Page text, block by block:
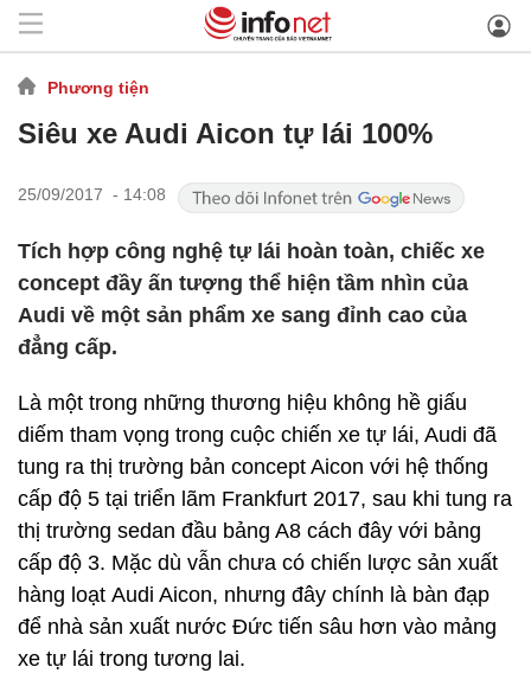
Phương tiện
Siêu xe Audi Aicon tự lái 100%
25/09/2017 - 14:08
Tích hợp công nghệ tự lái hoàn toàn, chiếc xe
concept đầy ấn tượng thể hiện tầm nhìn của
Audi về một sản phẩm xe sang đỉnh cao của
đẳng cấp.
Là một trong những thương hiệu không hề giấu
diếm tham vọng trong cuộc chiến xe tự lái, Audi đã
tung ra thị trường bản concept Aicon với hệ thống
cấp độ 5 tại triển lãm Frankfurt 2017, sau khi tung ra
thị trường sedan đầu bảng A8 cách đây với bảng
cấp độ 3. Mặc dù vẫn chưa có chiến lược sản xuất
hàng loạt Audi Aicon, nhưng đây chính là bàn đạp
để nhà sản xuất nước Đức tiến sâu hơn vào mảng
xe tự lái trong tương lai.